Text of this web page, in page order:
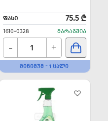
ᲤᲐᲡᲘ 75.5 ₾
1610-0328 ᲛᲐᲠᲐᲒᲨᲘᲐ
- +
ᲛᲘᲜᲘᲛᲣᲛ - 1 ᲪᲐᲚᲘ